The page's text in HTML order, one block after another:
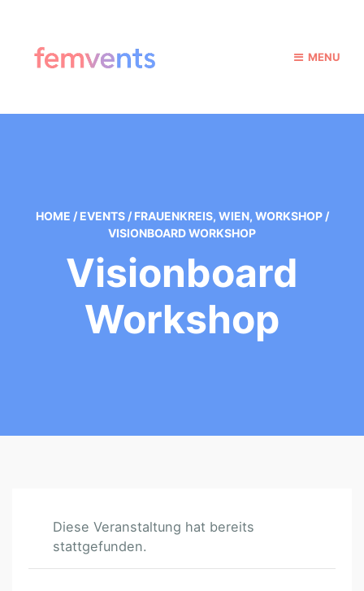
MENU
HOME / EVENTS / FRAUENKREIS, WIEN, WORKSHOP /
VISIONBOARD WORKSHOP
Visionboard
Workshop
Diese Veranstaltung hat bereits
stattgefunden.